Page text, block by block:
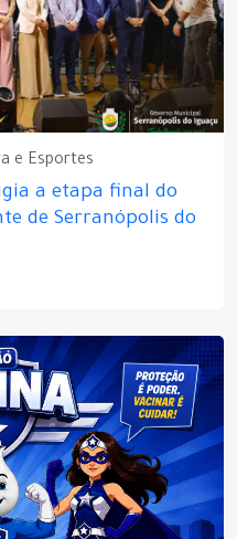
e Esportes
a etapa final do
de Serranópolis do